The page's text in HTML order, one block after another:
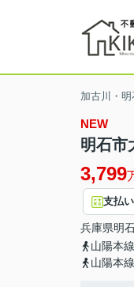
加古川・
NEW
明石
3,799
支払
兵庫県明
山陽本
山陽本